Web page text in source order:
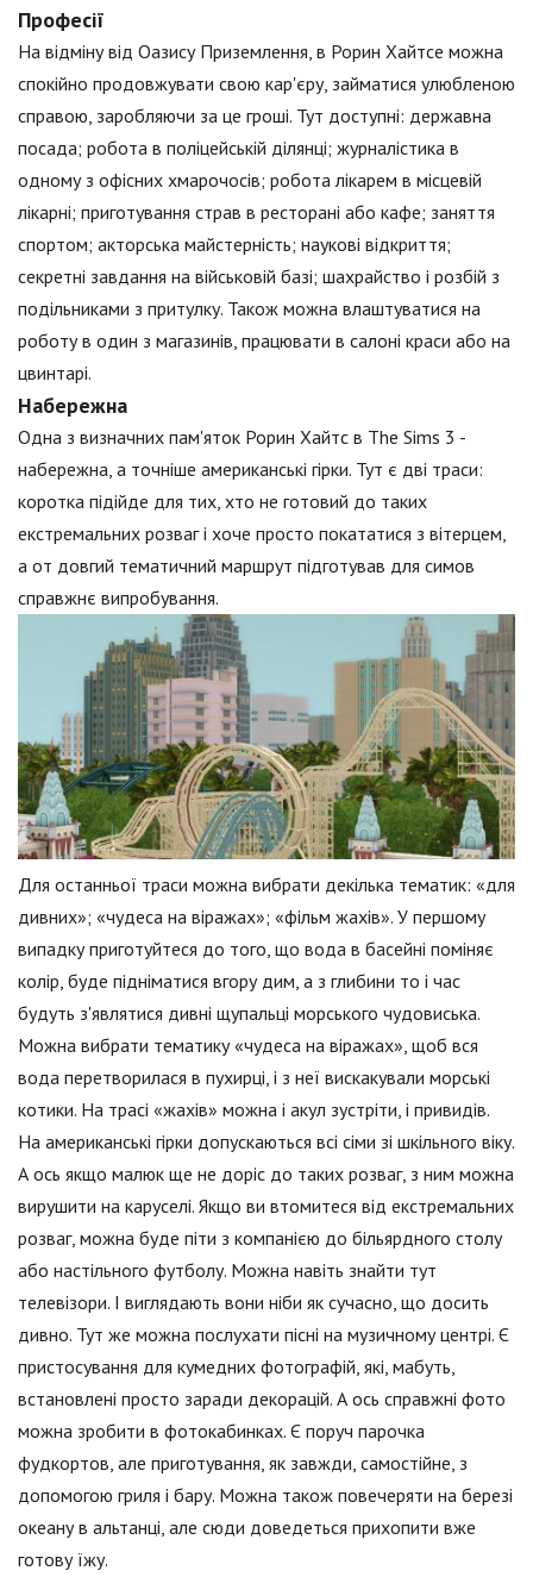
Професії
На відміну від Оазису Приземлення, в Рорин Хайтсе можна
спокійно продовжувати свою кар'єру, займатися улюбленою
справою, заробляючи за це гроші. Тут доступні: державна
посада; робота в поліцейській ділянці; журналістика в
одному з офісних хмарочосів; робота лікарем в місцевій
лікарні; приготування страв в ресторані або кафе; заняття
спортом; акторська майстерність; наукові відкриття;
секретні завдання на військовій базі; шахрайство і розбій з
подільниками з притулку. Також можна влаштуватися на
роботу в один з магазинів, працювати в салоні краси або на
цвинтарі.
Набережна
Одна з визначних пам'яток Рорин Хайтс в The Sims 3 -
набережна, а точніше американські гірки. Тут є дві траси:
коротка підійде для тих, хто не готовий до таких
екстремальних розваг і хоче просто покататися з вітерцем,
а от довгий тематичний маршрут підготував для симов
справжнє випробування.
Для останньої траси можна вибрати декілька тематик: «для
дивних»; «чудеса на віражах»; «фільм жахів». У першому
випадку приготуйтеся до того, що вода в басейні поміняє
колір, буде підніматися вгору дим, а з глибини то і час
будуть з'являтися дивні щупальці морського чудовиська.
Можна вибрати тематику «чудеса на віражах», щоб вся
вода перетворилася в пухирці, і з неї вискакували морські
котики. На трасі «жахів» можна і акул зустріти, і привидів.
На американські гірки допускаються всі сіми зі шкільного віку.
А ось якщо малюк ще не доріс до таких розваг, з ним можна
вирушити на каруселі. Якщо ви втомитеся від екстремальних
розваг, можна буде піти з компанією до більярдного столу
або настільного футболу. Можна навіть знайти тут
телевізори. І виглядають вони ніби як сучасно, що досить
дивно. Тут же можна послухати пісні на музичному центрі. Є
пристосування для кумедних фотографій, які, мабуть,
встановлені просто заради декорацій. А ось справжні фото
можна зробити в фотокабинках. Є поруч парочка
фудкортов, але приготування, як завжди, самостійне, з
допомогою гриля і бару. Можна також повечеряти на березі
океану в альтанці, але сюди доведеться прихопити вже
готову їжу.